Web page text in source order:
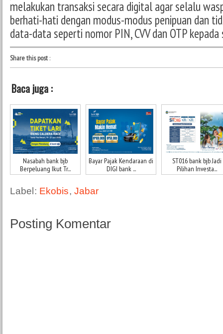
melakukan transaksi secara digital agar selalu
berhati-hati dengan modus-modus penipuan dan
data-data seperti nomor PIN, CVV dan OTP kepada
Share this post:
Baca juga :
Nasabah bank bjb
Berpeluang Ikut Tr...
Bayar Pajak Kendaraan di
DIGI bank ...
ST016 bank bjb Jadi
Pilihan Investa...
Label: Ekobis, Jabar
Posting Komentar